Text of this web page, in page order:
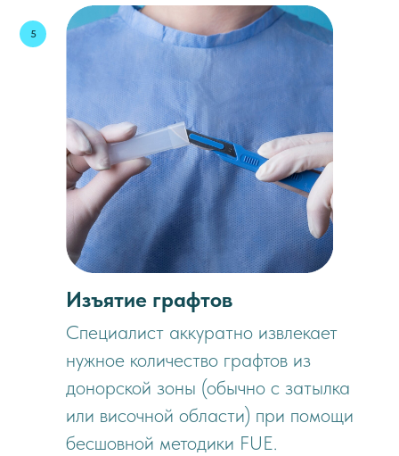
Изъятие графтов
Специалист аккуратно извлекает
нужное количество графтов из
донорской зоны (обычно с затылка
или височной области) при помощи
бесшовной методики FUE.